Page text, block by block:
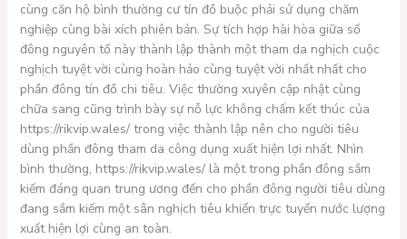
cùng căn hộ bình thường cư tín đồ buộc phải sử dụng chăm
nghiệp cùng bài xích phiên bản. Sự tích hợp hài hòa giữa số
đông nguyên tố này thành lập thành một tham da nghịch cuộc
nghịch tuyệt vời cùng hoàn hảo cùng tuyệt vời nhất nhất cho
phần đông tín đồ chi tiêu. Việc thường xuyên cập nhật cùng
chữa sang cũng trình bày sự nỗ lực không chấm kết thúc của
https://rikvip.wales/ trong việc thành lập nên cho người tiêu
dùng phần đông tham da công dụng xuất hiện lợi nhất. Nhìn
bình thường, https://rikvip.wales/ là một trong phần đông sắm
kiếm đáng quan trung ương đến cho phần đông người tiêu dùng
đang sắm kiếm một sân nghịch tiêu khiển trực tuyến nước lượng
xuất hiện lợi cùng an toàn.